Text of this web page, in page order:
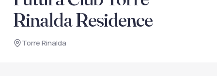
documenti di viaggio.
Accedi / Registrati
Rinalda Residence
Torre Rinalda